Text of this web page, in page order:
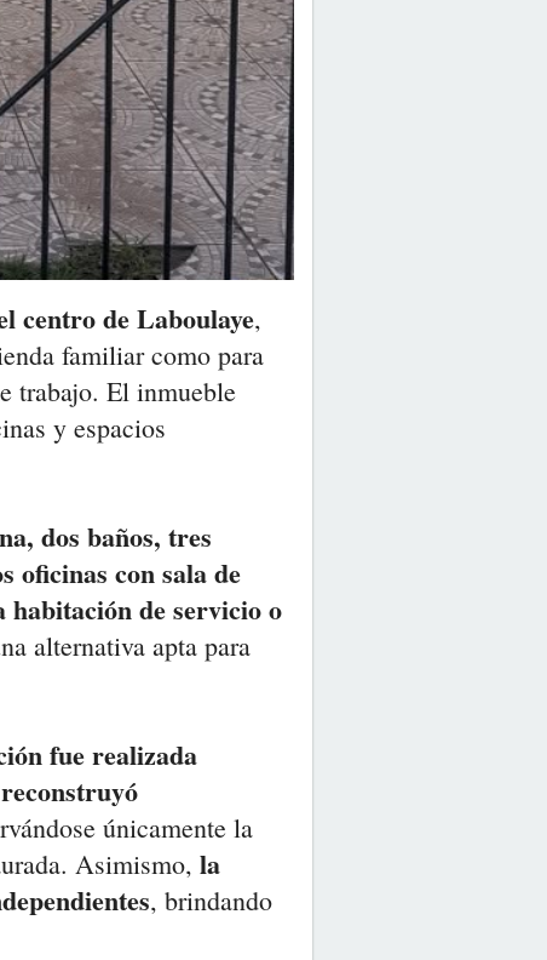
centro de Laboulaye,
familiar como para
trabajo. El inmueble
y espacios
dos baños, tres
oficinas con sala de
de servicio o
alternativa apta para
fue realizada
únicamente la
Asimismo, la
, brindando